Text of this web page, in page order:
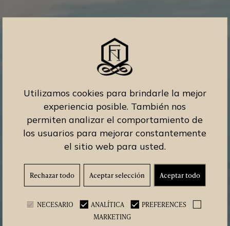
Utilizamos cookies para brindarle la mejor
experiencia posible. También nos
permiten analizar el comportamiento de
los usuarios para mejorar constantemente
el sitio web para usted.
Rechazar todo Aceptar selección Aceptar todo
NECESARIO ANALÍTICA
PREFERENCES
MARKETING